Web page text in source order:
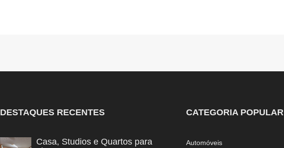
DESTAQUES RECENTES
Casa, Studios e Quartos para
CATEGORIA POPULAR
Automóveis